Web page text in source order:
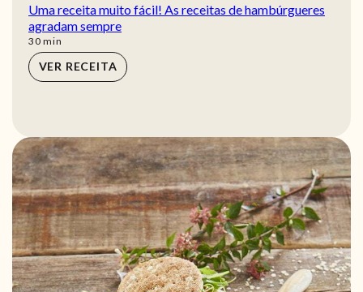
Uma receita muito fácil! As receitas de hambúrgueres
agradam sempre
30min
min
VER RECEITA